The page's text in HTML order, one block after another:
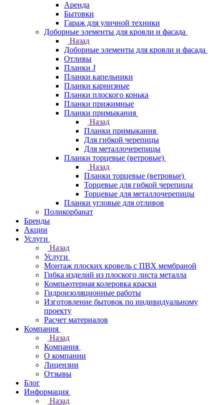
Аренда
Бытовки
Гараж для уличной техники
Доборные элементы для кровли и фасада
Назад
Доборные элементы для кровли и фасада
Отливы
Планки J
Планки капельники
Планки карнизные
Планки плоского конька
Планки прижимные
Планки примыкания
Назад
Планки примыкания
Для гибкой черепицы
Для металлочерепицы
Планки торцевые (ветровые)
Назад
Планки торцевые (ветровые)
Торцевые для гибкой черепицы
Торцевые для металлочерепицы
Планки угловые для отливов
Поликорбанат
Бренды
Акции
Услуги
Назад
Услуги
Монтаж плоских кровель с ПВХ мембраной
Гибка изделий из плоского листа металла
Компьютерная колеровка краски
Гидроизоляционные работы
Изготовление бытовок по индивидуальному
проекту
Расчет материалов
Компания
Назад
Компания
О компании
Лицензии
Отзывы
Блог
Информация
Назад